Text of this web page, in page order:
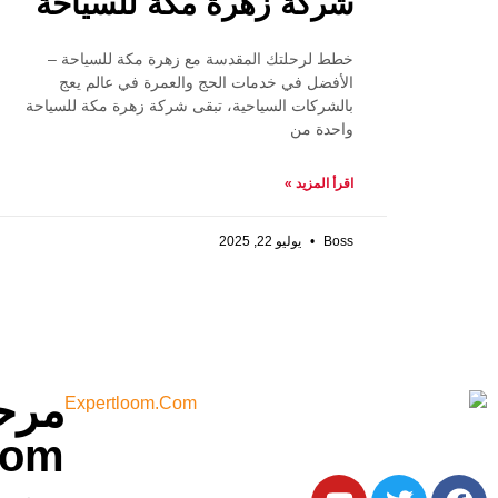
خطط لرحلتك المقدسة مع زهرة مكة للسياحة –
الأفضل في خدمات الحج والعمرة في عالم يعج
بالشركات السياحية، تبقى شركة زهرة مكة للسياحة
واحدة من
اقرأ المزيد »
Boss يوليو 22, 2025